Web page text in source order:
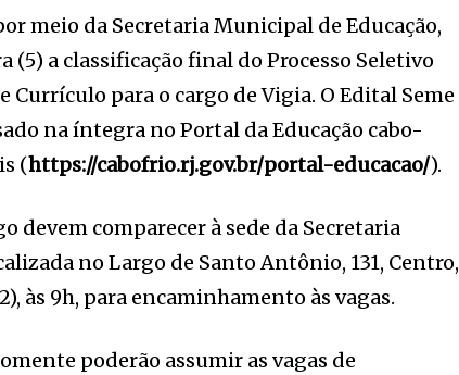
meio da Secretaria Municipal de Educação,
a classificação final do Processo Seletivo
para o cargo de Vigia. O Edital Seme
na íntegra no Portal da Educação cabo-
(https://cabofrio.rj.gov.br/portal-educacao/).
devem comparecer à sede da Secretaria
no Largo de Santo Antônio, 131, Centro,
às 9h, para encaminhamento às vagas.
poderão assumir as vagas de